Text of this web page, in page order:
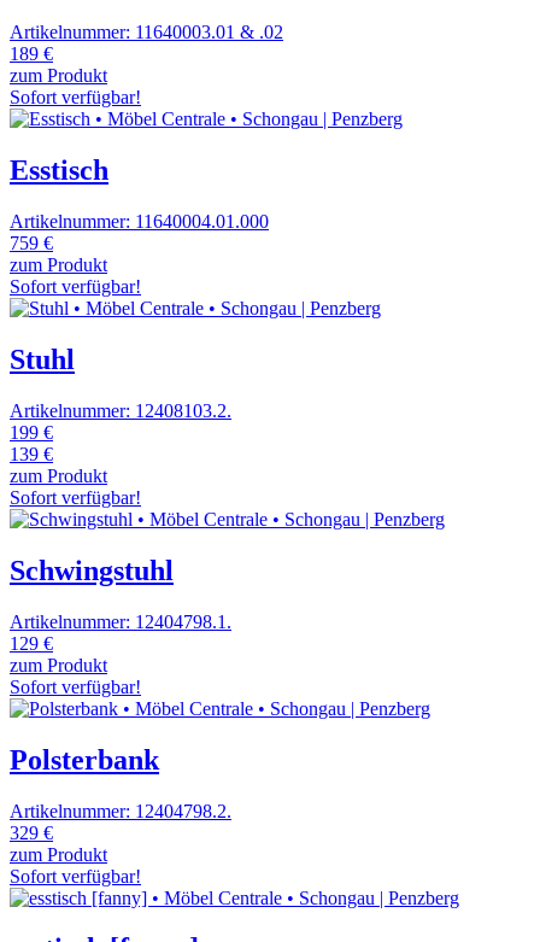
Artikelnummer: 11640003.01 & .02
189 €
zum Produkt
Sofort verfügbar!
Esstisch
Artikelnummer: 11640004.01.000
759 €
zum Produkt
Sofort verfügbar!
Stuhl
Artikelnummer: 12408103.2.
199 €
139 €
zum Produkt
Sofort verfügbar!
Schwingstuhl
Artikelnummer: 12404798.1.
129 €
zum Produkt
Sofort verfügbar!
Polsterbank
Artikelnummer: 12404798.2.
329 €
zum Produkt
Sofort verfügbar!